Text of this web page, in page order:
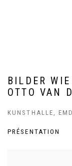
BILDER
OTTO VAN
KUNSTHALLE,
PRÉSENTATION